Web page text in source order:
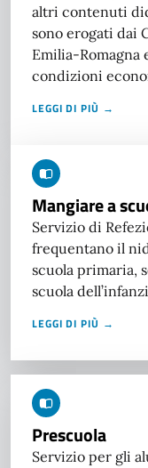
altri contenuti
sono erogati dai
Emilia-
condizioni
LEGGI DI PIÙ →
Mangiare a
Servizio di
frequentano il
scuola primaria,
scuola
LEGGI DI PIÙ →
Prescuola
Servizio per gli